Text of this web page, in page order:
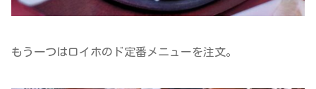
もう一つはロイホのド定番メニューを注文。